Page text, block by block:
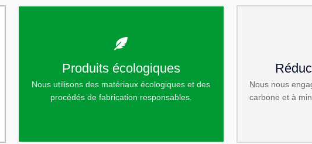
Produits écologiques
Nous utilisons des matériaux écologiques et des
procédés de fabrication responsables.
Nous nous
carbone et à